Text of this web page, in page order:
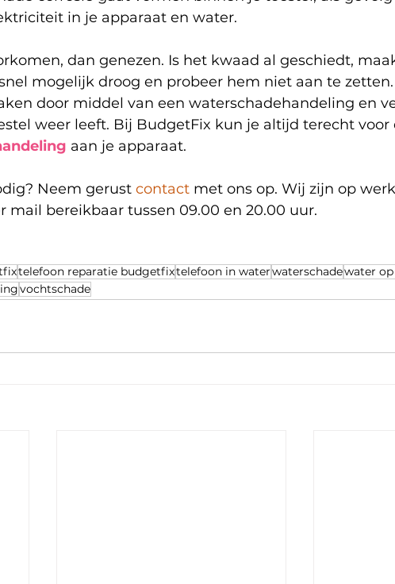
in je apparaat en water.
dan genezen. Is het kwaad al geschiedt,
mogelijk droog en probeer hem niet aan te
door middel van een waterschadehandeling en
weer leeft. Bij BudgetFix kun je altijd terecht voor
aan je apparaat.
Neem gerust contact met ons op. Wij zijn op
mail bereikbaar tussen 09.00 en 20.00 uur.
telefoon reparatie budgetfixtelefoon in waterwaterschadewater
vochtschade